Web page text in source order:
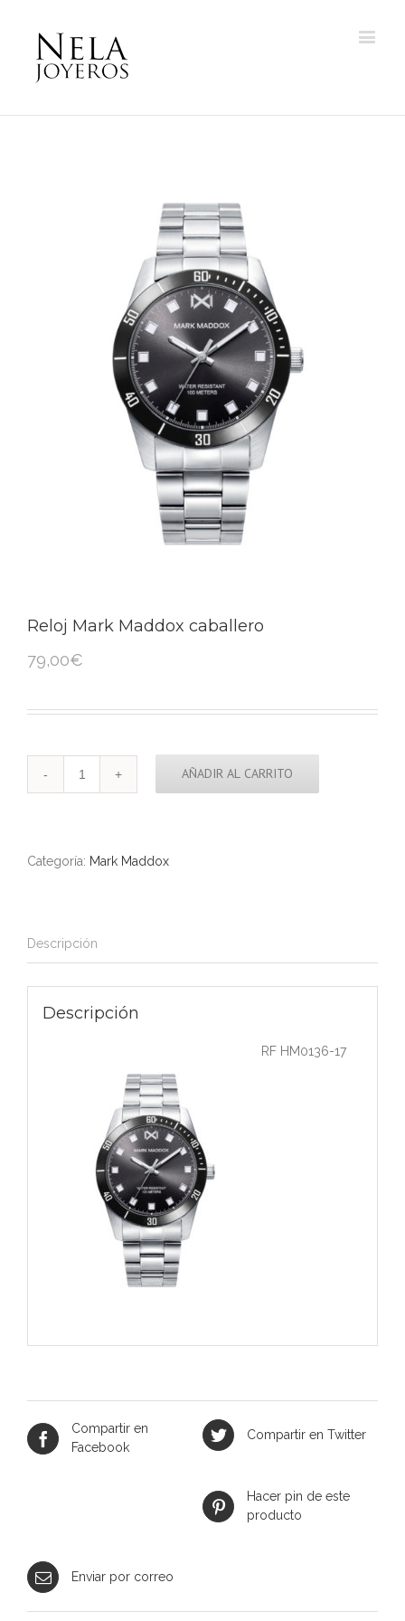
Reloj Mark Maddox caballero
79,00€
AÑADIR AL CARRITO
Categoría: Mark Maddox
Descripción
Descripción
RF HM0136-17
Compartir en
Facebook
Compartir en Twitter
Hacer pin de este
producto
Enviar por correo